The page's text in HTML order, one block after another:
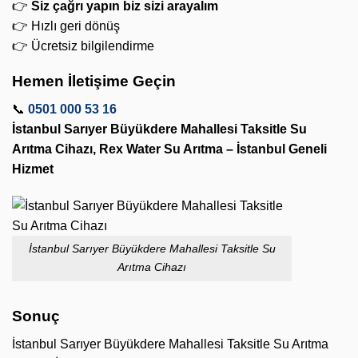
👉 Siz çağrı yapın biz sizi arayalım
👉 Hızlı geri dönüş
👉 Ücretsiz bilgilendirme
Hemen İletişime Geçin
📞 0501 000 53 16
İstanbul Sarıyer Büyükdere Mahallesi Taksitle Su
Arıtma Cihazı, Rex Water Su Arıtma – İstanbul Geneli
Hizmet
İstanbul Sarıyer Büyükdere Mahallesi Taksitle Su
Arıtma Cihazı
Sonuç
İstanbul Sarıyer Büyükdere Mahallesi Taksitle Su Arıtma